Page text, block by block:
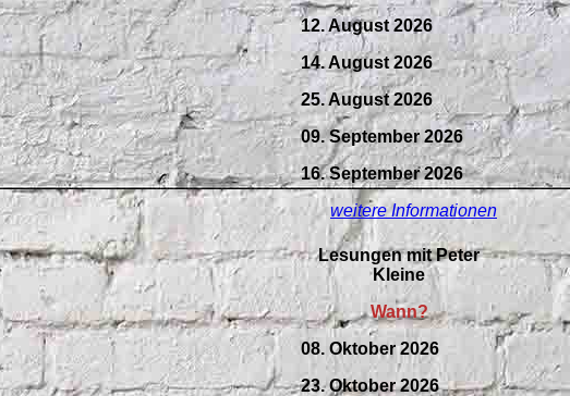
12. August 2026
14. August 2026
25. August 2026
09.September2026
16. September 2026
weitere Informationen
Lesungen mit Peter
Kleine
Wann?
08. Oktober 2026
23. Oktober 2026